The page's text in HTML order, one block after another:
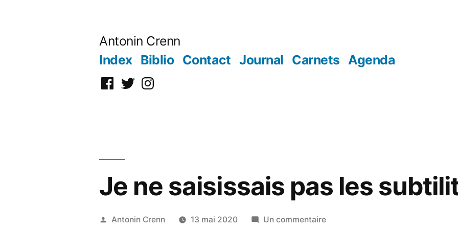
Antonin Crenn
Index Biblio Contact Journal Carnets Agenda
Facebook
TwitterInstagram
Je ne saisissais pas les
Publié
Antonin Crenn 13 mai 2020 Un commentairesur